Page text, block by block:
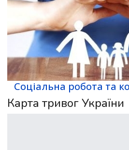
Соціальна робота та
Карта тривог України